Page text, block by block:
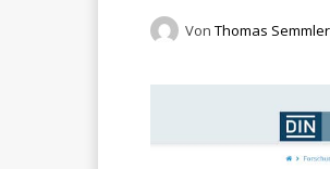
Von Thomas Semmler